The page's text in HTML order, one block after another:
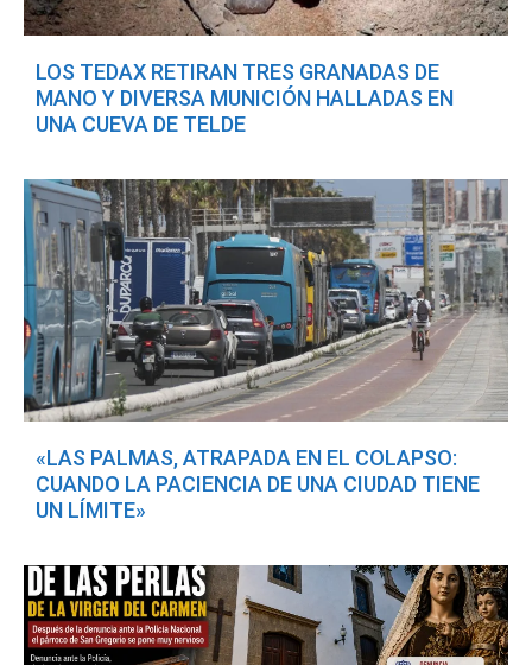
LOS TEDAX RETIRAN TRES GRANADAS DE
MANO Y DIVERSA MUNICIÓN HALLADAS EN
UNA CUEVA DE TELDE
«LAS PALMAS, ATRAPADA EN EL COLAPSO:
CUANDO LA PACIENCIA DE UNA CIUDAD TIENE
UN LÍMITE»